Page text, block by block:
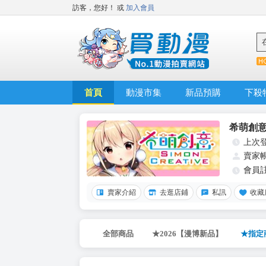
訪客，您好！ 或 加入會員
首頁 動漫市集 新品預購 下殺
希萌創
上次
賣家
會員
賣家介紹 去逛店鋪 私訊 收藏
全部商品 ★2026【漫博新品】 ★指定